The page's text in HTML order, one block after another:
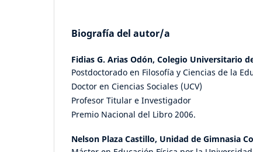
Biografía del autor/a
Fidias G. Arias Odón, Colegio Universitario
Postdoctorado en Filosofía y Ciencias de la
Doctor en Ciencias Sociales (UCV)
Profesor Titular e Investigador
Premio Nacional del Libro 2006.
Nelson Plaza Castillo, Unidad de Gimnasia